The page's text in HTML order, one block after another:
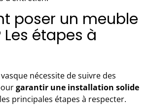
poser un meuble
étapes à
nécessite de suivre des
garantir une installation solide
principales étapes à respecter.